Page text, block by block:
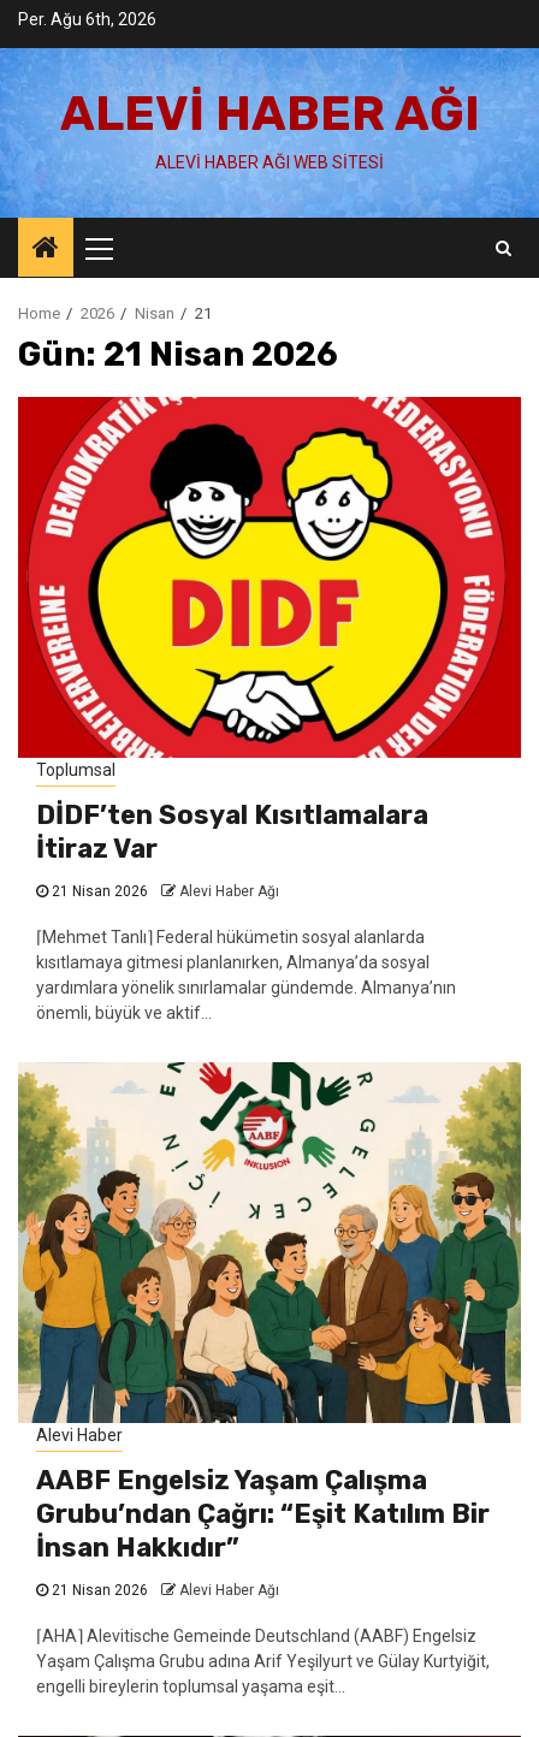
Skip
content
Per. Ağu 6th, 2026
ALEVI HABER AĞI
ALEVI HABER AĞI WEB SITESI
Menu
Home 2026 Nisan 21
Gün: 21 Nisan 2026
Toplumsal
DİDF’ten Sosyal Kısıtlamalara
İtiraz Var
21 Nisan 2026 Alevi Haber Ağı
⌈Mehmet Tanlı⌉ Federal hükümetin sosyal alanlarda
kısıtlamaya gitmesi planlanırken, Almanya’da sosyal
yardımlara yönelik sınırlamalar gündemde. Almanya’nın
önemli, büyük ve aktif...
Alevi Haber
AABF Engelsiz Yaşam Çalışma
Grubu’ndan Çağrı: “Eşit Katılım Bir
İnsan Hakkıdır”
21 Nisan 2026 Alevi Haber Ağı
⌈AHA⌉ Alevitische Gemeinde Deutschland (AABF) Engelsiz
Yaşam Çalışma Grubu adına Arif Yeşilyurt ve Gülay Kurtyiğit,
engelli bireylerin toplumsal yaşama eşit...